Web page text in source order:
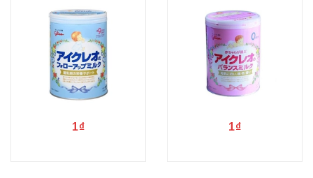
1₫ 1₫